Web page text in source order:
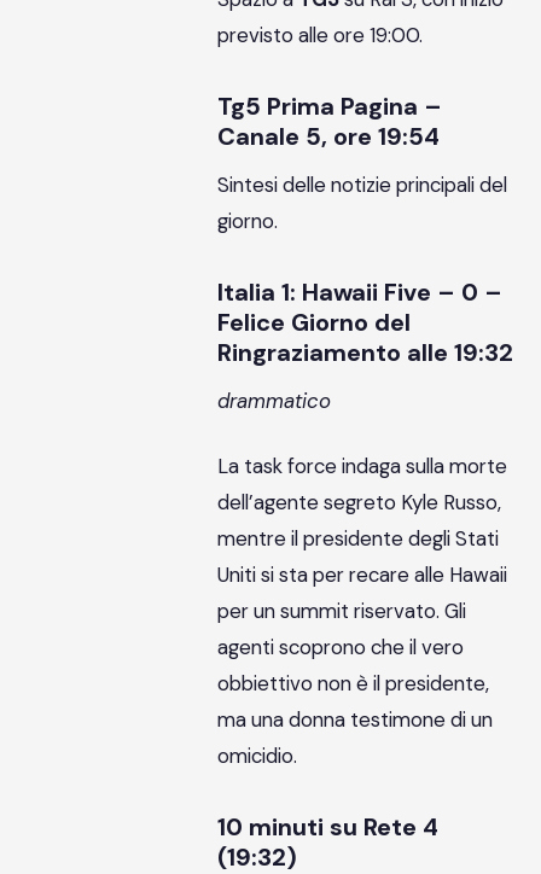
previsto alle ore 19:00.
Tg5 Prima Pagina –
Canale 5, ore 19:54
Sintesi delle notizie principali del
giorno.
Italia 1: Hawaii Five – 0 –
Felice Giorno del
Ringraziamento alle 19:32
drammatico
La task force indaga sulla morte
dell’agente segreto Kyle Russo,
mentre il presidente degli Stati
Uniti si sta per recare alle Hawaii
per un summit riservato. Gli
agenti scoprono che il vero
obbiettivo non è il presidente,
ma una donna testimone di un
omicidio.
10 minuti su Rete 4
(19:32)